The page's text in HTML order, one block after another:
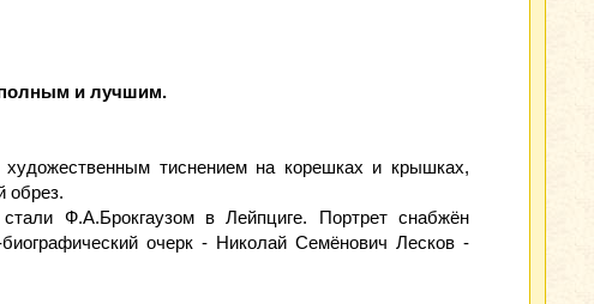
полным и лучшим.
тиснением на корешках и крышках,
обрез.
Ф.А.Брокгаузом в Лейпциге. Портрет снабжён
очерк - Николай Семёнович Лесков -